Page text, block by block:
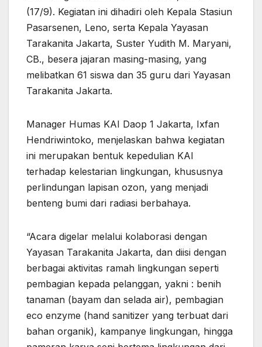
(17/9). Kegiatan ini dihadiri oleh Kepala Stasiun
Pasarsenen, Leno, serta Kepala Yayasan
Tarakanita Jakarta, Suster Yudith M. Maryani,
CB., besera jajaran masing-masing, yang
melibatkan 61 siswa dan 35 guru dari Yayasan
Tarakanita Jakarta.
Manager Humas KAI Daop 1 Jakarta, Ixfan
Hendriwintoko, menjelaskan bahwa kegiatan
ini merupakan bentuk kepedulian KAI
terhadap kelestarian lingkungan, khususnya
perlindungan lapisan ozon, yang menjadi
benteng bumi dari radiasi berbahaya.
“Acara digelar melalui kolaborasi dengan
Yayasan Tarakanita Jakarta, dan diisi dengan
berbagai aktivitas ramah lingkungan seperti
pembagian kepada pelanggan, yakni : benih
tanaman (bayam dan selada air), pembagian
eco enzyme (hand sanitizer yang terbuat dari
bahan organik), kampanye lingkungan, hingga